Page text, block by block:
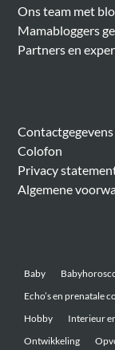
Ons team met
Mamabloggers
Partners en
Contactgegevens
Colofon
Privacy
Algemene
Baby
Echo’s en prenatale
Hobby
Interieur
Ontwikkeling